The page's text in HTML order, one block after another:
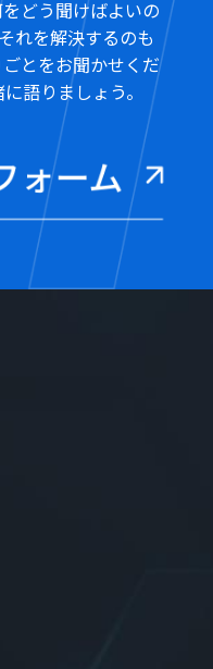
どう聞けばよいの
れを解決するのも
とをお聞かせくだ
語りましょう。
ォーム